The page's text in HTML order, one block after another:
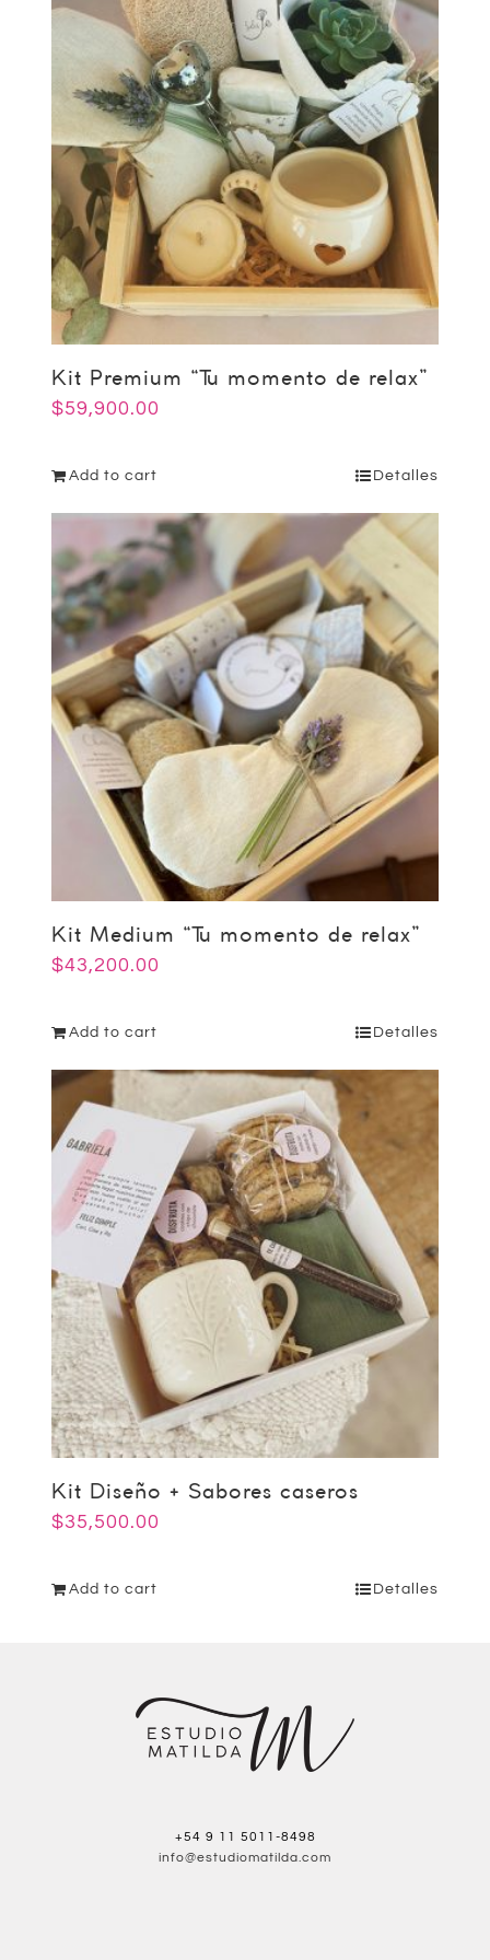
Kit Premium “Tu momento de relax”
$59,900.00
Add to cart Detalles
Kit Medium “Tu momento de relax”
$43,200.00
Add to cart Detalles
Kit Diseño + Sabores caseros
$35,500.00
Add to cart Detalles
+54 9 11 5011-8498
info@estudiomatilda.com